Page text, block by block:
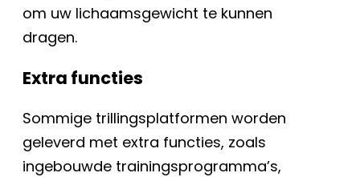
om uw lichaamsgewicht te kunnen
dragen.
Extra functies
Sommige trillingsplatformen worden
geleverd met extra functies, zoals
ingebouwde trainingsprogramma’s,